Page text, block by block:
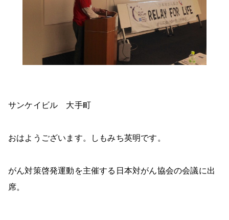
サンケイビル 大手町
おはようございます。しもみち英明です。
がん対策啓発運動を主催する日本対がん協会の会議に出
席。